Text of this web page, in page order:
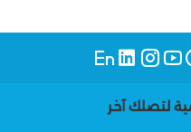
لتصلك آخر